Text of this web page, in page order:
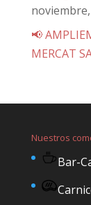
📢
MERCAT
Nuestros
Bar-